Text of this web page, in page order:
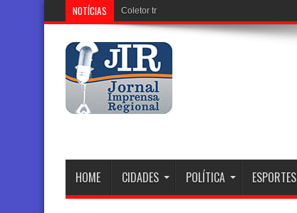
NOTÍCIAS Coletor tronco que está sendo instala
HOME CIDADES POLÍTICA ESPORTES